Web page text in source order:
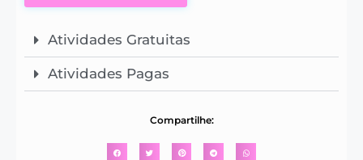
Atividades Gratuitas
Atividades Pagas
Compartilhe: